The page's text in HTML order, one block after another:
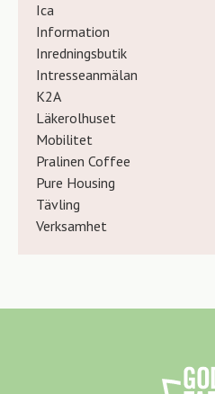
Ica
Information
Inredningsbutik
Intresseanmälan
K2A
Läkerolhuset
Mobilitet
Pralinen Coffee
Pure Housing
Tävling
Verksamhet